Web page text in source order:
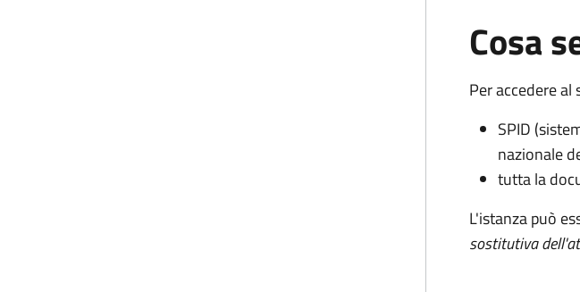
Cosa
Per accedere al
SPID
nazionale
tutta la
L'istanza può
sostitutiva